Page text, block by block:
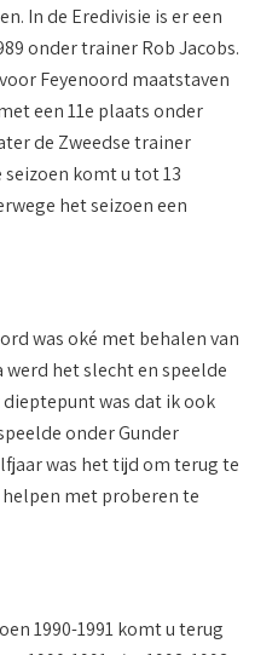
In de Eredivisie is er een
onder trainer Rob Jacobs.
Feyenoord maatstaven
een 11e plaats onder
de Zweedse trainer
seizoen komt u tot 13
het seizoen een
was oké met behalen van
het slecht en speelde
was dat ik ook
onder Gunder
was het tijd om terug te
helpen met proberen te
1990-1991 komt u terug